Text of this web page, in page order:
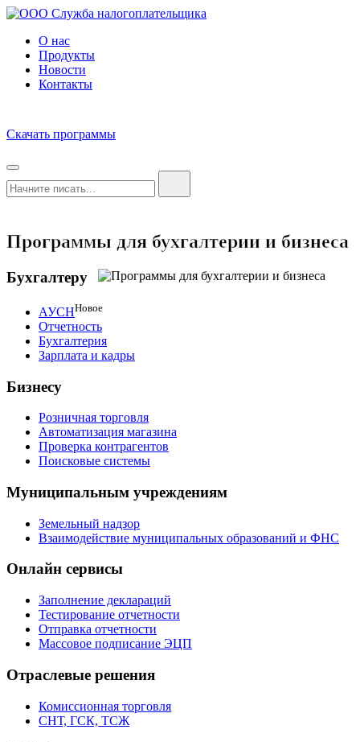
О нас
Продукты
Новости
Контакты
Скачать программы
Программы для бухгалтерии и бизнеса
Бухгалтеру
АУСННовое
Отчетность
Бухгалтерия
Зарплата и кадры
Бизнесу
Розничная торговля
Автоматизация магазина
Проверка контрагентов
Поисковые системы
Муниципальным учреждениям
Земельный надзор
Взаимодействие муниципальных образований и ФНС
Онлайн сервисы
Заполнение деклараций
Тестирование отчетности
Отправка отчетности
Массовое подписание ЭЦП
Отраслевые решения
Комиссионная торговля
СНТ, ГСК, ТСЖ